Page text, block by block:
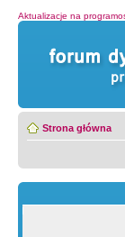
Aktualizacje na
Strona główna